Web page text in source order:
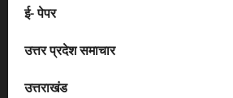
ई- पेपर
उत्तर प्रदेश समाचार
उत्तराखंड